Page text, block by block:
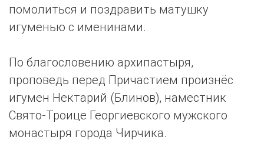
помолиться и поздравить матушку
игуменью с именинами.
По благословению архипастыря,
проповедь перед Причастием произнёс
игумен Нектарий (Блинов), наместник
Свято-Троице Георгиевского мужского
монастыря города Чирчика.